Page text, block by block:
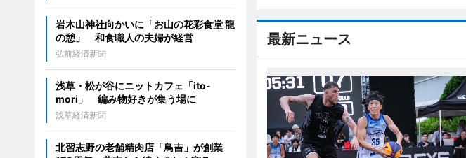
最新ニュース
岩木山神社向かいに「お山の花彩食堂 龍
の憩」 和食職人の夫婦が経営
弘前経済新聞
浅草・松が谷にニットカフェ「ito-
mori」 編み物好きが集う場に
浅草経済新聞
北習志野の老舗精肉店「鳥吉」が創業